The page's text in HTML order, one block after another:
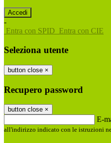
-
Entra con SPID Entra con CIE
Seleziona utente
button close ×
Recupero password
button close ×
E-
all'indirizzo indicato con le istruzioni